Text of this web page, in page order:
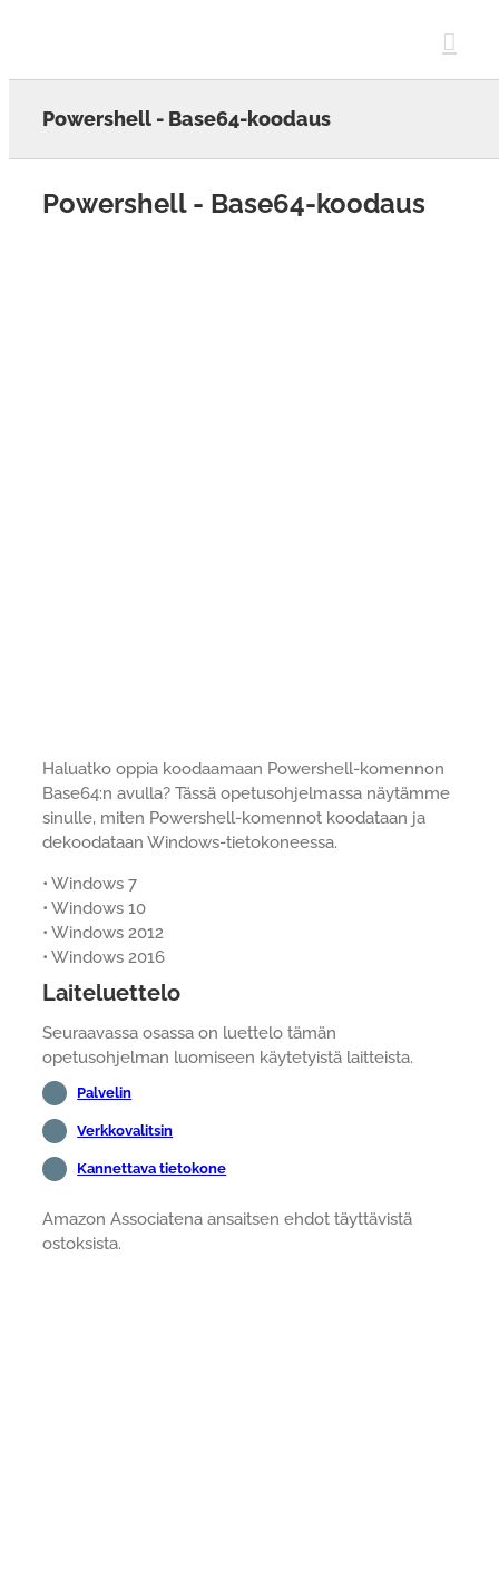
Powershell - Base64-koodaus
Powershell - Base64-koodaus
Haluatko oppia koodaamaan Powershell-komennon
Base64:n avulla? Tässä opetusohjelmassa näytämme
sinulle, miten Powershell-komennot koodataan ja
dekoodataan Windows-tietokoneessa.
• Windows 7
• Windows 10
• Windows 2012
• Windows 2016
Laiteluettelo
Seuraavassa osassa on luettelo tämän
opetusohjelman luomiseen käytetyistä laitteista.
Palvelin
Verkkovalitsin
Kannettava tietokone
Amazon Associatena ansaitsen ehdot täyttävistä
ostoksista.